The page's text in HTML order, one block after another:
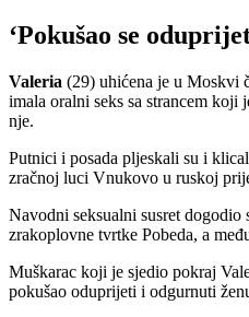
‘Pokušao se
Valeria (29) uhićena je u Moskvi
imala oralni seks sa strancem koji
nje.
Putnici i posada pljeskali su i
zračnoj luci Vnukovo u ruskoj
Navodni seksualni susret dogodio
zrakoplovne tvrtke Pobeda, a
Muškarac koji je sjedio pokraj
pokušao oduprijeti i odgurnuti